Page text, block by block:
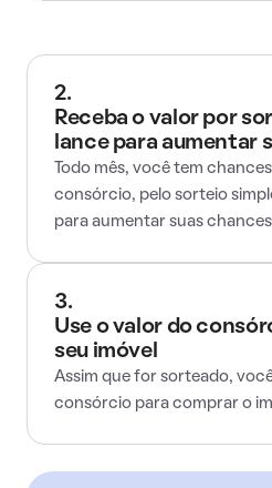
2.
Receba o valor por
lance para aumentar
Todo mês, você tem
consórcio, pelo sorteio
para aumentar suas
3.
Use o valor do
seu imóvel
Assim que for sorteado,
consórcio para comprar o